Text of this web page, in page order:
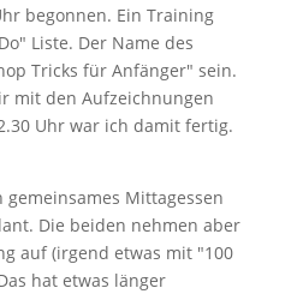
begonnen. Ein Training
Liste. Der Name des
Tricks für Anfänger" sein.
mit den Aufzeichnungen
Uhr war ich damit fertig.
Mittagessen
Die beiden nehmen aber
auf (irgend etwas mit "100
hat etwas länger